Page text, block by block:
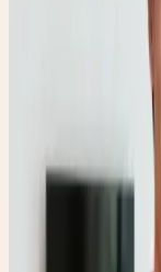
证书查询
一、 行业地位与
稳健的集团后台与
石。在综合资质与
中国家庭服务业协
上海市家庭服务业